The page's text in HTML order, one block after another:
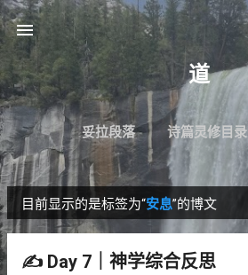
跳至主要内容
道
妥拉段落 诗篇灵修目录
博
目前显示的是标签为“安息”的博文
✍️ Day 7｜神学综合反思